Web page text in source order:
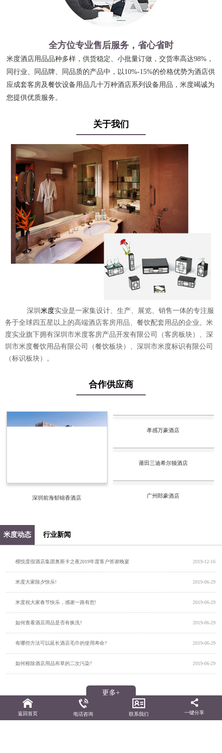
全方位专业售后服务，省心省时
米度酒店用品品种多样，供货稳定、小批量订做，交货率高达98%，
同行业、同品牌、同品质的产品中，以10%-15%的价格优势为酒店供
应成套客房及餐饮设备用品几十万种酒店系列设备用品，米度竭诚为
您提供优质服务。
关于我们
深圳 米度实业是一家集设计、生产、展览、销售一体的专注服
务于全球四五星以上的高端酒店客房用品、餐饮配套用品的企业。米
度实业旗下拥有深圳市米度客房产品开发有限公司（客房板块）、深
圳市米度餐饮用品有限公司（餐饮板块）、深圳市米度标识有限公司
（标识板块）。
合作供应商
深圳前海郁锦香酒店
孝感万豪酒店
莆田三迪希尔顿酒店
广州郎豪酒店
米度动态 行业新闻
2019-12-16
檀悦度假酒店集团奥斯卡之夜2019年度客户答谢晚宴
2019-06-29
米度大家除夕快乐!
2019-06-29
米度祝大家春节快乐，感谢一路有您!
2019-06-29
如何查看酒店用品是否有换洗?
2019-06-29
有哪些方法可以延长酒店毛巾的使用寿命?
2019-06-29
如何根除酒店用品布草的二次污染?
更多+
© 2017 深圳市米度客房产品开发有限公司 版权所有
返回首页 电话咨询 联系我们 一键分享